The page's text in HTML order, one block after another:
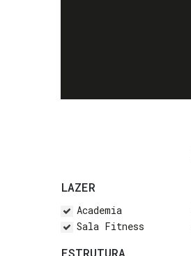
LAZER
Academia
Sala Fitness
ESTRUTURA